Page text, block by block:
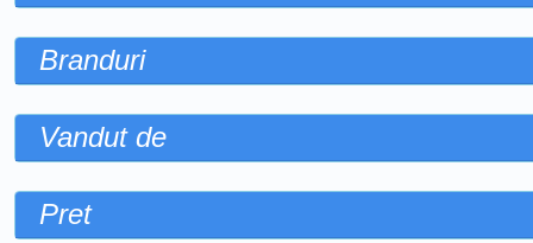
Branduri
Vandut de
Pret